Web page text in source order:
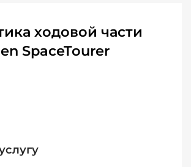
ходовой части
SpaceTourer